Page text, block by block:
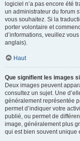
logiciel n’a pas encore été
un administrateur du forum
vous souhaitez. Si la
porter volontaire et
d’informations, veuillez
anglais).
Haut
Que signifient les images
Deux images peuvent
consultez un sujet. Une
généralement représentée
permet d’indiquer votre
publié, ou permet de
image, généralement plus
qui est bien souvent unique